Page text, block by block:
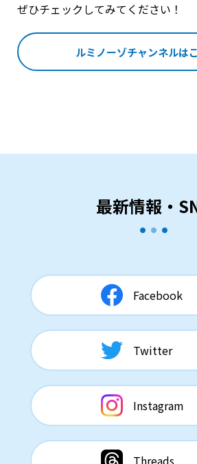
ぜひチェックしてみてください！
ルミノーゾチャンネルは
最新情報・
Facebook
Twitter
Instagram
Threads